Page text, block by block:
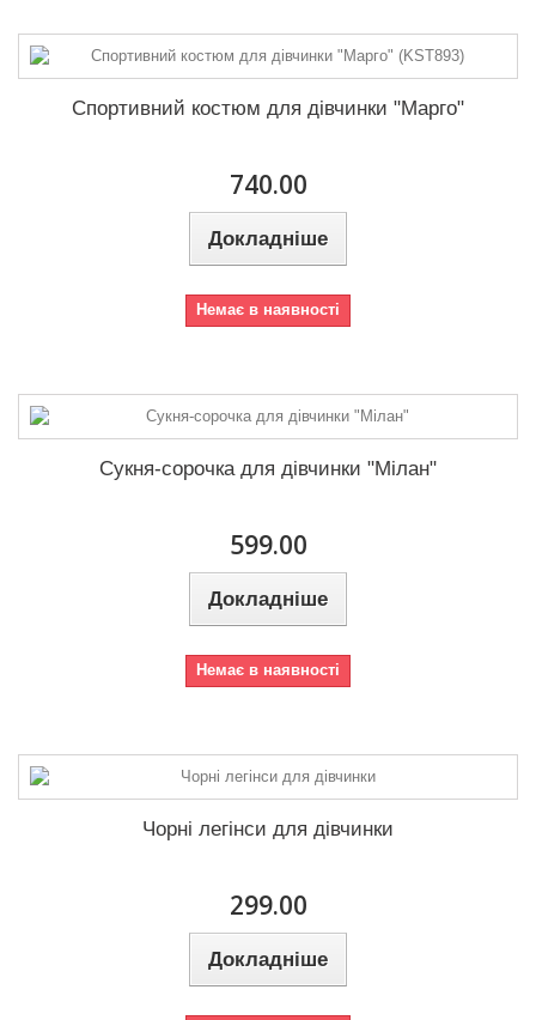
Спортивний костюм для дівчинки "Марго"
740.00
Докладніше
Немає в наявності
Сукня-сорочка для дівчинки "Мілан"
599.00
Докладніше
Немає в наявності
Чорні легінси для дівчинки
299.00
Докладніше